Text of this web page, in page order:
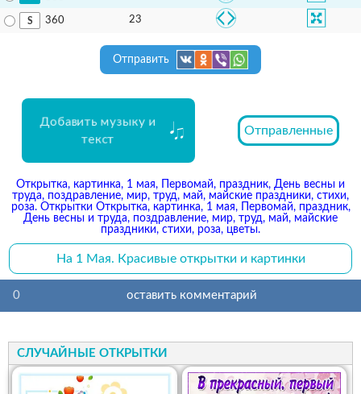
360 23
Отправить
Добавить музыку и
текст
Отправленные
Открытка, картинка, 1 мая, Первомай, праздник, День весны и
труда, поздравление, мир, труд, май, майские праздники, стихи,
роза. Открытки Открытка, картинка, 1 мая, Первомай, праздник,
День весны и труда, поздравление, мир, труд, май, майские
праздники, стихи, роза, цветы.
На 1 Мая. Красивые открытки и картинки
0 оставить комментарий
СЛУЧАЙНЫЕ ОТКРЫТКИ